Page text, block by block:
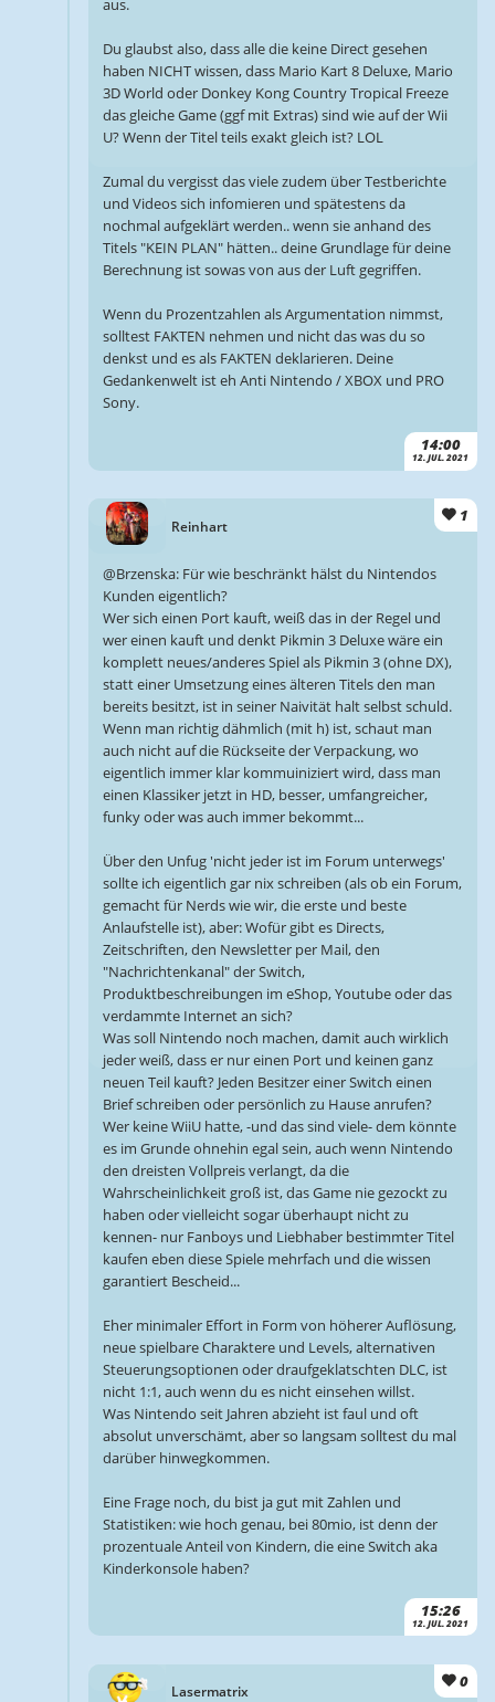
14:00
12. JUL. 2021
aus.
Du glaubst also, dass alle die keine Direct gesehen
haben NICHT wissen, dass Mario Kart 8 Deluxe, Mario
3D World oder Donkey Kong Country Tropical Freeze
das gleiche Game (ggf mit Extras) sind wie auf der Wii
U? Wenn der Titel teils exakt gleich ist? LOL
Zumal du vergisst das viele zudem über Testberichte
und Videos sich infomieren und spätestens da
nochmal aufgeklärt werden.. wenn sie anhand des
Titels "KEIN PLAN" hätten.. deine Grundlage für deine
Berechnung ist sowas von aus der Luft gegriffen.
Wenn du Prozentzahlen als Argumentation nimmst,
solltest FAKTEN nehmen und nicht das was du so
denkst und es als FAKTEN deklarieren. Deine
Gedankenwelt ist eh Anti Nintendo / XBOX und PRO
Sony.
Reinhart
1
15:26
12. JUL. 2021
@Brzenska: Für wie beschränkt hälst du Nintendos
Kunden eigentlich?
Wer sich einen Port kauft, weiß das in der Regel und
wer einen kauft und denkt Pikmin 3 Deluxe wäre ein
komplett neues/anderes Spiel als Pikmin 3 (ohne DX),
statt einer Umsetzung eines älteren Titels den man
bereits besitzt, ist in seiner Naivität halt selbst schuld.
Wenn man richtig dähmlich (mit h) ist, schaut man
auch nicht auf die Rückseite der Verpackung, wo
eigentlich immer klar kommuiniziert wird, dass man
einen Klassiker jetzt in HD, besser, umfangreicher,
funky oder was auch immer bekommt...
Über den Unfug 'nicht jeder ist im Forum unterwegs'
sollte ich eigentlich gar nix schreiben (als ob ein Forum,
gemacht für Nerds wie wir, die erste und beste
Anlaufstelle ist), aber: Wofür gibt es Directs,
Zeitschriften, den Newsletter per Mail, den
"Nachrichtenkanal" der Switch,
Produktbeschreibungen im eShop, Youtube oder das
verdammte Internet an sich?
Was soll Nintendo noch machen, damit auch wirklich
jeder weiß, dass er nur einen Port und keinen ganz
neuen Teil kauft? Jeden Besitzer einer Switch einen
Brief schreiben oder persönlich zu Hause anrufen?
Wer keine WiiU hatte, -und das sind viele- dem könnte
es im Grunde ohnehin egal sein, auch wenn Nintendo
den dreisten Vollpreis verlangt, da die
Wahrscheinlichkeit groß ist, das Game nie gezockt zu
haben oder vielleicht sogar überhaupt nicht zu
kennen- nur Fanboys und Liebhaber bestimmter Titel
kaufen eben diese Spiele mehrfach und die wissen
garantiert Bescheid...
Eher minimaler Effort in Form von höherer Auflösung,
neue spielbare Charaktere und Levels, alternativen
Steuerungsoptionen oder draufgeklatschten DLC, ist
nicht 1:1, auch wenn du es nicht einsehen willst.
Was Nintendo seit Jahren abzieht ist faul und oft
absolut unverschämt, aber so langsam solltest du mal
darüber hinwegkommen.
Eine Frage noch, du bist ja gut mit Zahlen und
Statistiken: wie hoch genau, bei 80mio, ist denn der
prozentuale Anteil von Kindern, die eine Switch aka
Kinderkonsole haben?
Lasermatrix
0